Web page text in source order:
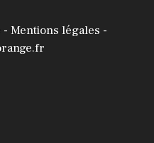
- Mentions légales -